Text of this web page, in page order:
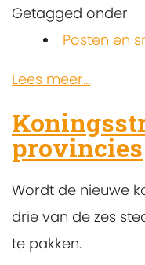
Getagged onder
Posten en
Lees meer...
provincies
Wordt de nieuwe
drie van de zes
te pakken.